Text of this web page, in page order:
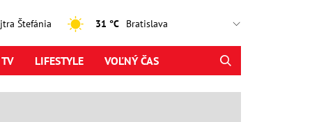
Štefánia 31 °C
LIFESTYLE VOĽNÝ ČAS